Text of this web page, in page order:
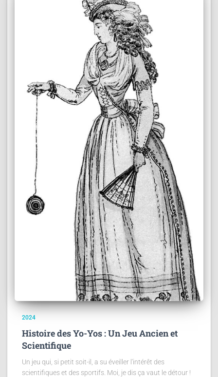
2024
Histoire des Yo-Yos : Un Jeu Ancien et
Scientifique
Un jeu qui, si petit soit-il, a su éveiller l'intérêt des
scientifiques et des sportifs. Moi, je dis ça vaut le détour !